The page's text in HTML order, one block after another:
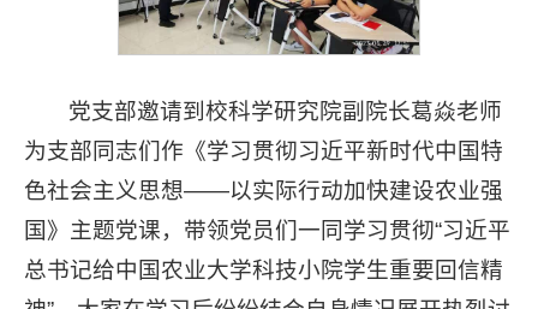
党支部邀请到校科学研究院副院长葛焱老师
为支部同志们作《学习贯彻习近平新时代中国特
色社会主义思想——以实际行动加快建设农业强
国》主题党课，带领党员们一同学习贯彻“习近平
总书记给中国农业大学科技小院学生重要回信精